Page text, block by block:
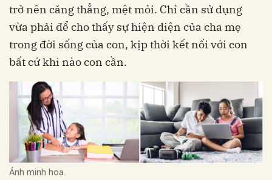
trở nên căng thẳng, mệt mỏi. Chỉ cần sử dụng
vừa phải để cho thấy sự hiện diện của cha mẹ
trong đời sống của con, kịp thời kết nối với con
bất cứ khi nào con cần.
Ảnh minh hoạ.